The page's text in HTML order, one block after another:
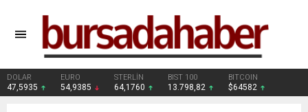
DOLAR
47,5935
EURO
54,9385
STERLİN
64,1760
BIST 100
13.798,82
BITCOIN
$64582